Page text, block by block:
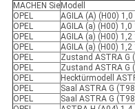
MACHEN Sie Modell
OPEL
AGILA (A) (H00) 1,0
OPEL
AGILA (a) (H00) 1,0
OPEL
AGILA (a) (H00) 1,2
OPEL
AGILA (a) (H00)
OPEL
Zustand ASTRA G
OPEL
Zustand ASTRA G
OPEL
Hecktürmodell
OPEL
Saal ASTRA G
OPEL
Saal ASTRA G